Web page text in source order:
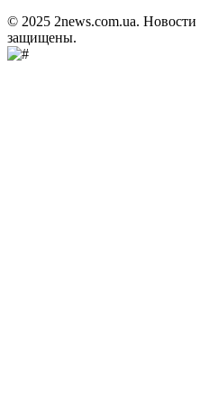
© 2025 2news.com.ua.
защищены.